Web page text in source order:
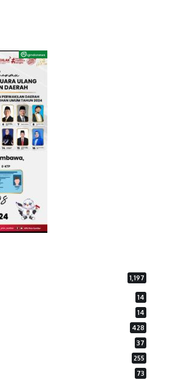
1,197
14
14
428
37
255
73